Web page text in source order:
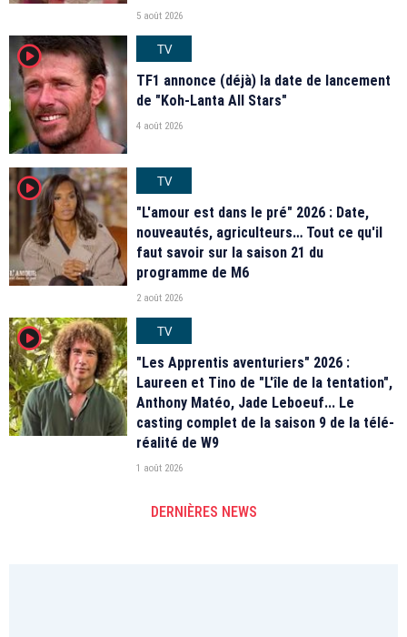
5 août 2026
player2
TV
TF1 annonce (déjà) la date de lancement
de "Koh-Lanta All Stars"
4 août 2026
player2
TV
"L'amour est dans le pré" 2026 : Date,
nouveautés, agriculteurs… Tout ce qu'il
faut savoir sur la saison 21 du
programme de M6
2 août 2026
player2
TV
"Les Apprentis aventuriers" 2026 :
Laureen et Tino de "L'île de la tentation",
Anthony Matéo, Jade Leboeuf... Le
casting complet de la saison 9 de la télé-
réalité de W9
1 août 2026
DERNIÈRES NEWS